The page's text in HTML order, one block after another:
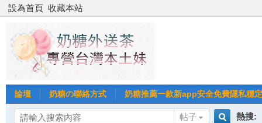
設為首頁 收藏本站
論壇 奶糖の聯絡方式 奶糖推薦一款新app安全免費隱私穩
帖子
熱搜: